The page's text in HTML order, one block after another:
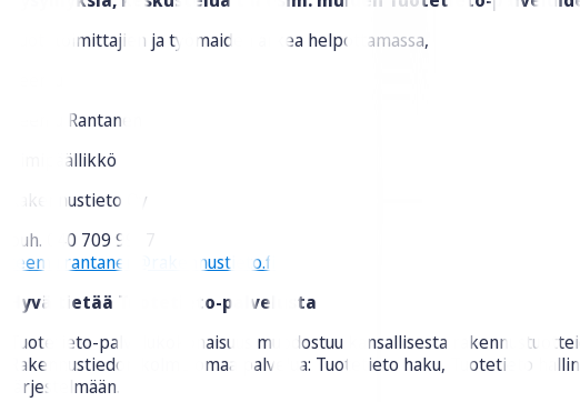
Tuotetoimittajien ja työmaiden arkea helpottamassa,
Teemu Rantanen
tiimipäällikkö
Rakennustieto Oy
puh. 040 709 9917
teemu.rantanen@rakennustieto.fi
Hyvä tietää Tuotetieto-palvelusta
Tuotetieto-palvelukokonaisuus muodostuu kansallisesta
Rakennustiedon kolme omaa palvelua: Tuotetieto haku, Tuotetieto
järjestelmään.